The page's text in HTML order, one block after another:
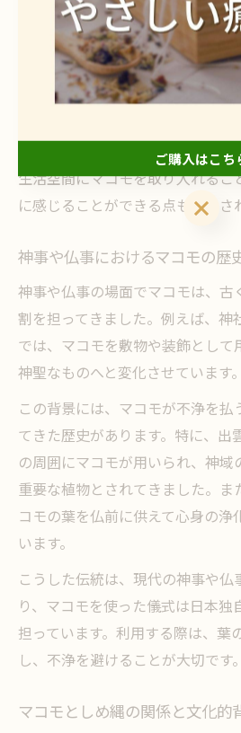
力や水辺に自生する性質が「清浄
ー」の象徴とされたためです。例
神宮などの由緒ある神社でも、儀
用されてきた記録があります。
び付き、現代でもその神聖な意味
生活空間にマコモを取り入れるこ
に感じることができる点も注目さ
神事や仏事におけるマコモの歴
神事や仏事の場面でマコモは、古
割を担ってきました。例えば、神
では、マコモを敷物や装飾として
神聖なものへと変化させています。
この背景には、マコモが不浄を
てきた歴史があります。特に、出
の周囲にマコモが用いられ、神域
重要な植物とされてきました。ま
コモの葉を仏前に供えて心身の浄
います。
こうした伝統は、現代の神事や
り、マコモを使った儀式は日本独
担っています。利用する際は、葉
し、不浄を避けることが大切です。
マコモとしめ縄の関係と文化的
ご購入はこち
ご購入はこち